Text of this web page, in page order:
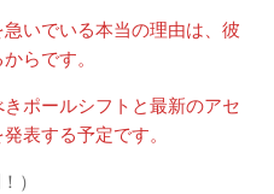
いでいる本当の理由は、彼
らです。
ポールシフトと最新のアセ
表する予定です。
）